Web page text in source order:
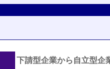
下請型企業から自立型企